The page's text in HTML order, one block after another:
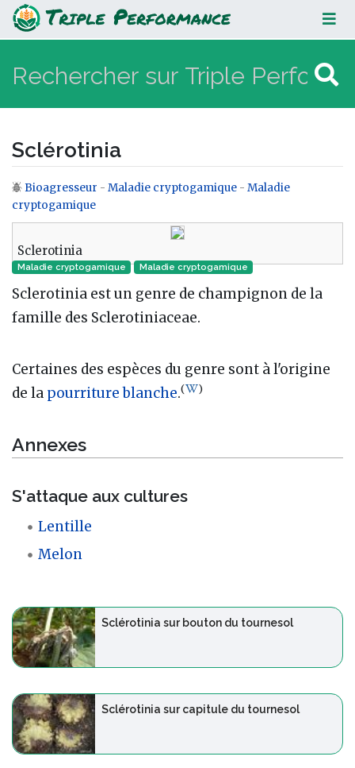
Sclérotinia
Sclérotinia
Aller à :navigation,rechercher
Bioagresseur - Maladie cryptogamique - Maladie
cryptogamique
Sclerotinia
Maladie cryptogamique Maladie cryptogamique‎
Sclerotinia est un genre de champignon de la
famille des Sclerotiniaceae.
Certaines des espèces du genre sont à l'origine
de la pourriture blanche.( )
Annexes
S'attaque aux cultures
Lentille
Melon
Sclérotinia sur bouton du tournesol
Sclérotinia sur capitule du tournesol